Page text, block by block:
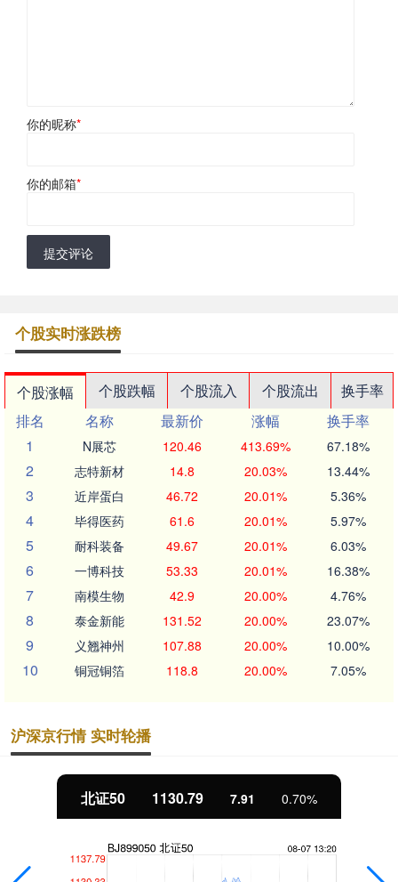
你的昵称*
你的邮箱*
提交评论
个股实时涨跌榜
个股涨幅 个股跌幅 个股流入 个股流出
换手率
排名
名称 最新价 涨幅
换手率
1
N展芯 120.46 413.69% 67.18%
2 志特新材 14.8 20.03% 13.44%
3 近岸蛋白 46.72 20.01% 5.36%
4 毕得医药 61.6 20.01% 5.97%
5 耐科装备 49.67 20.01% 6.03%
6 一博科技 53.33 20.01% 16.38%
7 南模生物 42.9 20.00% 4.76%
8 泰金新能 131.52 20.00% 23.07%
9 义翘神州 107.88 20.00% 10.00%
10 铜冠铜箔 118.8 20.00% 7.05%
沪深京行情 实时轮播
北证50 1130.79 7.91 0.70%